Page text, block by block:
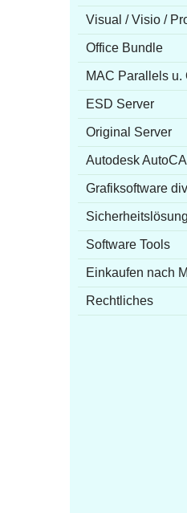
Visual / Visio /
Office Bundle
MAC Parallels u.
ESD Server
Original Server
Autodesk
Grafiksoftware
Sicherheitslösung
Software Tools
Einkaufen nach
Rechtliches